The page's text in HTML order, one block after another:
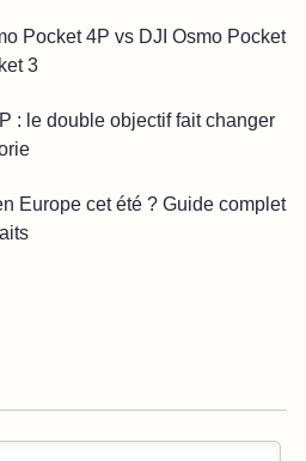
Pocket 4P vs DJI Osmo Pocket
3
: le double objectif fait changer
Europe cet été ? Guide complet